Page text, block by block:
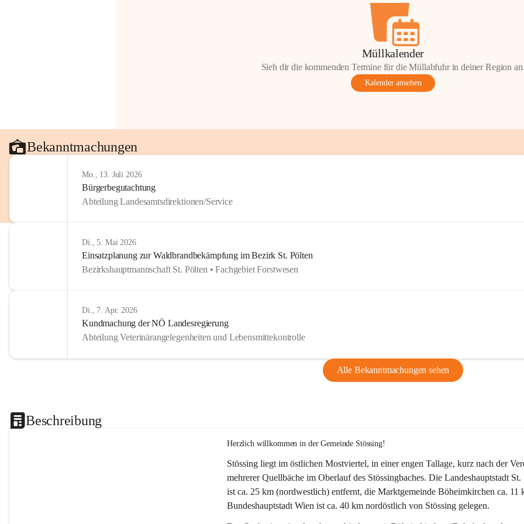
Müllkalender
Sieh dir die kommenden Termine für die Müllabfuhr in deiner Region
Kalender ansehen
Bekanntmachungen
Mo., 13. Juli 2026
Bürgerbegutachtung
Abteilung Landesamtsdirektionen/Service
Di., 5. Mai 2026
Einsatzplanung zur Waldbrandbekämpfung im Bezirk St. Pölten
Bezirkshauptmannschaft St. Pölten • Fachgebiet Forstwesen
Di., 7. Apr. 2026
Kundmachung der NÖ Landesregierung
Abteilung Veterinärangelegenheiten und Lebensmittekontrolle
Alle Bekanntmachungen sehen
Beschreibung
Herzlich willkommen in der Gemeinde Stössing!
Stössing liegt im östlichen Mostviertel, in einer engen Tallage, kurz nach der
mehrerer Quellbäche im Oberlauf des Stössingbaches. Die Landeshauptstadt
ist ca. 25 km (nordwestlich) entfernt, die Marktgemeinde Böheimkirchen ca.
Bundeshauptstadt Wien ist ca. 40 km nordöstlich von Stössing gelegen.